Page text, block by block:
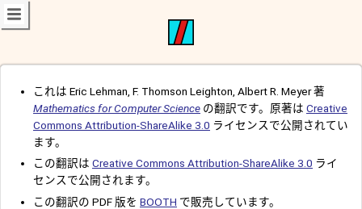
これは Eric Lehman, F. Thomson Leighton, Albert R. Meyer 著
Mathematics for Computer Science の翻訳です。原著は Creative
Commons Attribution-ShareAlike 3.0 ライセンスで公開されてい
ます。
この翻訳は Creative Commons Attribution-ShareAlike 3.0 ライ
センスで公開されます。
この翻訳の PDF 版を BOOTH で販売しています。